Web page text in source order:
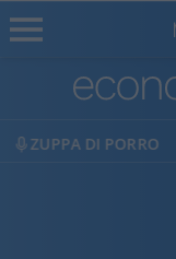
ECONOMIA